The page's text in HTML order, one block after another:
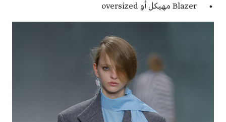
Blazer مهيكل أو oversized